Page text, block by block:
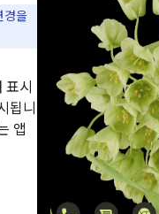
경을
시
됩니
앱